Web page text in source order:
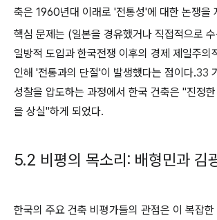
축은 1960년대 이래로 '전통성'에 대한 논쟁을
핵심 문제는 (일본을 경유했거나 직접적으로
일방적 도입과 한국전쟁 이후의 경제 제일주의
인해 '전통과의 단절'이 발생했다는 점이다.33
성찰을 압도하는 과정에서 한국 건축은 "진정
을 상실"하게 되었다.
5.2 비평의 목소리: 배형민과 김
한국의 주요 건축 비평가들의 관점은 이 복잡